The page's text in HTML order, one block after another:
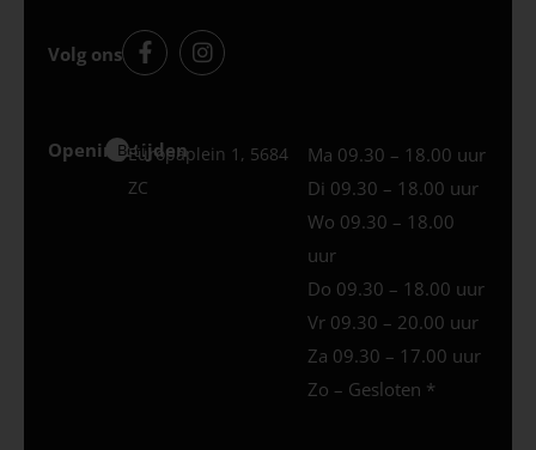
Volg ons
Openingstijden
Best
Europaplein 1, 5684
ZC
Ma 09.30 – 18.00 uur
Di 09.30 – 18.00 uur
Wo 09.30 – 18.00
uur
Do 09.30 – 18.00 uur
Vr 09.30 – 20.00 uur
Za 09.30 – 17.00 uur
Zo – Gesloten *